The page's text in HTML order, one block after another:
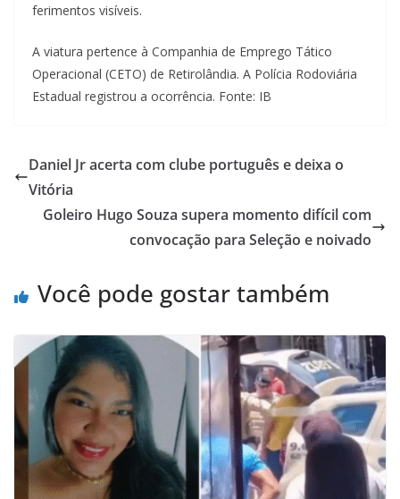
ferimentos visíveis.
A viatura pertence à Companhia de Emprego Tático
Operacional (CETO) de Retirolândia. A Polícia Rodoviária
Estadual registrou a ocorrência. Fonte: IB
Daniel Jr acerta com clube português e deixa o
Vitória
Goleiro Hugo Souza supera momento difícil com
convocação para Seleção e noivado
Você pode gostar também